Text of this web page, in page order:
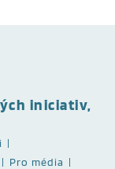
iniciativ,
Pro média